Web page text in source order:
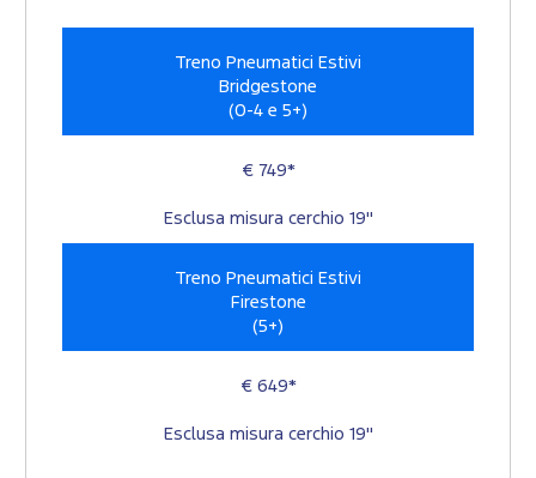
Treno Pneumatici Estivi
Bridgestone
(0-4 e 5+)
€ 749*
Esclusa misura cerchio 19"
Treno Pneumatici Estivi
Firestone
(5+)
€ 649*
Esclusa misura cerchio 19"